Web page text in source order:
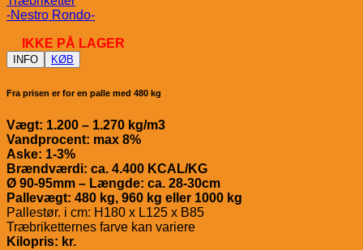
-Nestro Rondo-
IKKE PÅ LAGER
INFO KØB
Fra prisen er for en palle med 480 kg
Vægt: 1.200 – 1.270 kg/m3
Vandprocent: max 8%
Aske: 1-3%
Brændværdi: ca. 4.400 KCAL/KG
Ø 90-95mm – Længde: ca. 28-30cm
Pallevægt: 480 kg, 960 kg eller 1000 kg
Pallestør. i cm: H180 x L125 x B85
Træbriketternes farve kan variere
Kilopris: kr.